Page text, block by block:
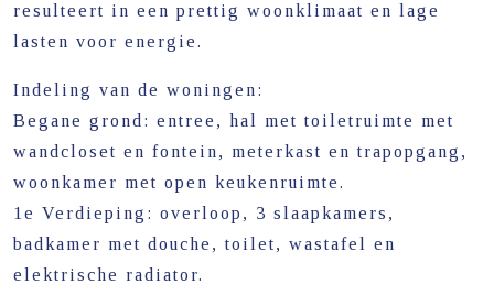
resulteert in een prettig woonklimaat en lage
lasten voor energie.
Indeling van de woningen:
Begane grond: entree, hal met toiletruimte met
wandcloset en fontein, meterkast en trapopgang,
woonkamer met open keukenruimte.
1e Verdieping: overloop, 3 slaapkamers,
badkamer met douche, toilet, wastafel en
elektrische radiator.